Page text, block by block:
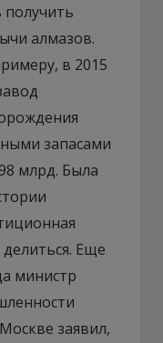
алмазов.
в 2015
запасами
млрд. Была
Еще
министр
заявил,